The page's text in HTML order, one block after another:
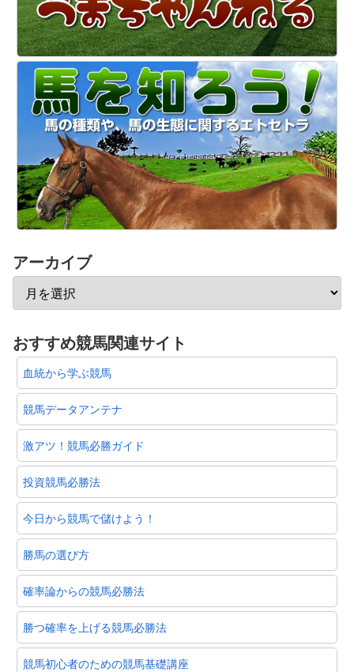
アーカイブ
おすすめ競馬関連サイト
血統から学ぶ競馬
競馬データアンテナ
激アツ！競馬必勝ガイド
投資競馬必勝法
今日から競馬で儲けよう！
勝馬の選び方
確率論からの競馬必勝法
勝つ確率を上げる競馬必勝法
競馬初心者のための競馬基礎講座